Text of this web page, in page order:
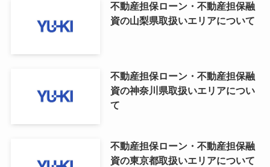
不動産担保ローン・不動産担保融
資の山梨県取扱いエリアについて
不動産担保ローン・不動産担保融
資の神奈川県取扱いエリアについ
て
不動産担保ローン・不動産担保融
資の東京都取扱いエリアについて